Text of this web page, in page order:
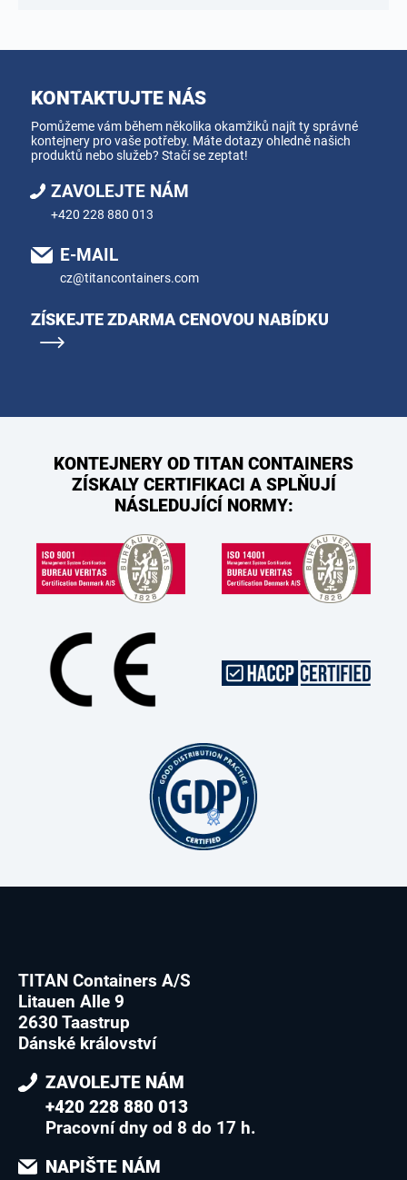
KONTAKTUJTE NÁS
Pomůžeme vám během několika okamžiků najít ty správné
kontejnery pro vaše potřeby. Máte dotazy ohledně našich
produktů nebo služeb? Stačí se zeptat!
ZAVOLEJTE NÁM
+420 228 880 013
E-MAIL
cz@titancontainers.com
ZÍSKEJTE ZDARMA CENOVOU NABÍDKU
KONTEJNERY OD TITAN CONTAINERS
ZÍSKALY CERTIFIKACI A SPLŇUJÍ
NÁSLEDUJÍCÍ NORMY:
TITAN Containers A/S
Litauen Alle 9
2630 Taastrup
Dánské království
ZAVOLEJTE NÁM
+420 228 880 013
Pracovní dny od 8 do 17 h.
NAPIŠTE NÁM